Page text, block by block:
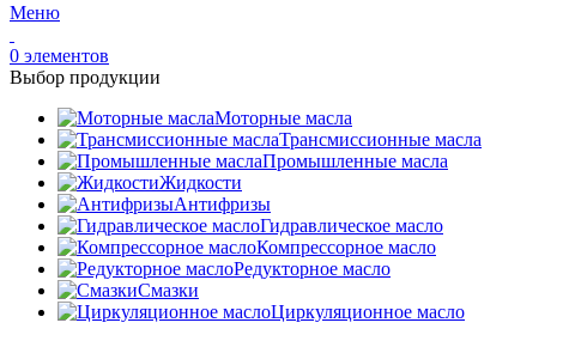
Меню
0 элементов
Выбор продукции
Моторные масла
Трансмиссионные масла
Промышленные масла
Жидкости
Антифризы
Гидравлическое масло
Компрессорное масло
Редукторное масло
Смазки
Циркуляционное масло